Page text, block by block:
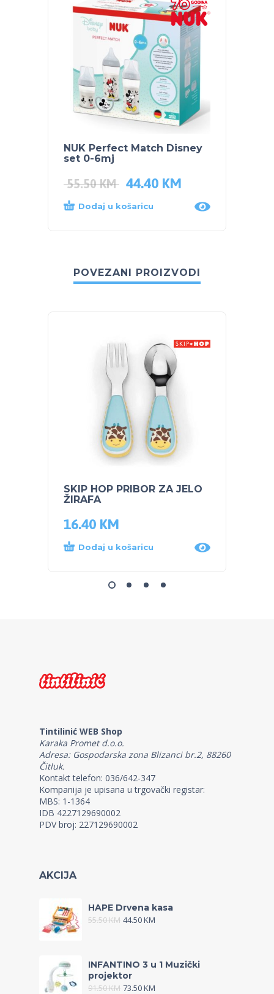
NUK Perfect Match Disney
set 0-6mj
55.50KM 44.40 KM
Dodaj u košaricu
POVEZANI PROIZVODI
SKIP HOP PRIBOR ZA JELO
ŽIRAFA
16.40 KM
Dodaj u košaricu
Tintilinić WEB Shop
Karaka Promet d.o.o.
Adresa: Gospodarska zona Blizanci br.2, 88260
Čitluk.
Kontakt telefon: 036/642-347
Kompanija je upisana u trgovački registar:
MBS: 1-1364
IDB 4227129690002
PDV broj: 227129690002
AKCIJA
HAPE Drvena kasa
55.50KM 44.50KM
INFANTINO 3 u 1 Muzički
projektor
91.50KM 73.50KM